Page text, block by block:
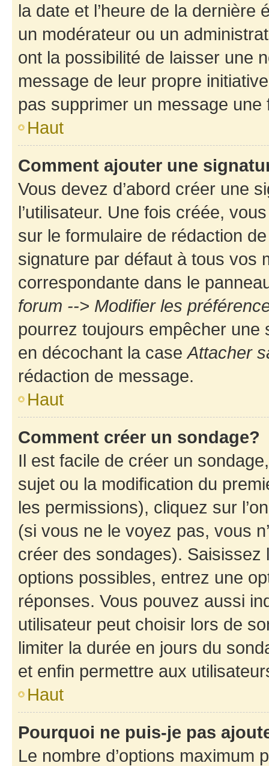
la date et l’heure de la dernière
un modérateur ou un
ont la possibilité de laisser une
message de leur propre
pas supprimer un message une
Haut
Comment ajouter une
Vous devez d’abord créer une
l’utilisateur. Une fois créée,
sur le formulaire de rédaction
signature par défaut à tous vos
correspondante dans le
forum --> Modifier les
pourrez toujours empêcher une
en décochant la caseAttacher
rédaction de message.
Haut
Comment créer un sondage?
Il est facile de créer un
sujet ou la modification du
les permissions), cliquez sur
(si vous ne le voyez pas, vous
créer des sondages).
options possibles, entrez une
réponses. Vous pouvez aussi
utilisateur peut choisir lors de
limiter la durée en jours du
et enfin permettre aux
Haut
Pourquoi ne puis-je pas
Le nombre d’options maximum